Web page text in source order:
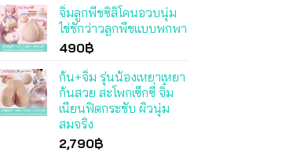
was:
2,590฿.
is:
1,690฿.
จิ๋มลูกพีชซิลิโคนอวบนุ่ม
ไข่ชักว่าวลูกพีชแบบพกพา
490฿
ก้น+จิ๋ม รุ่นน้องเหยาเหยา
ก้นสวย สะโพกเซ็กซี่ จิ๋ม
เนียนฟิตกระชับ ผิวนุ่ม
สมจริง
2,790฿